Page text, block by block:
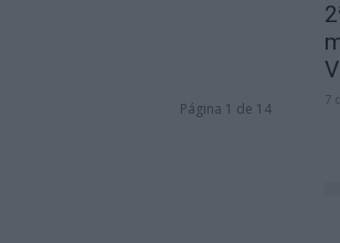
Página 1 de 14
7